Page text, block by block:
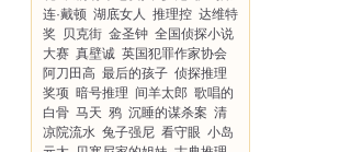
连·戴顿 湖底女人 推理控 达维特
奖
贝克街 金圣钟 全国侦探小说
大赛 真壁诚 英国犯罪作家协会
阿刀田高 最后的孩子 侦探推理
奖项 暗号推理 间羊太郎 歌唱的
白骨 马天 鸦 沉睡的谋杀案 清
凉院流水 兔子强尼 看守眼 小岛